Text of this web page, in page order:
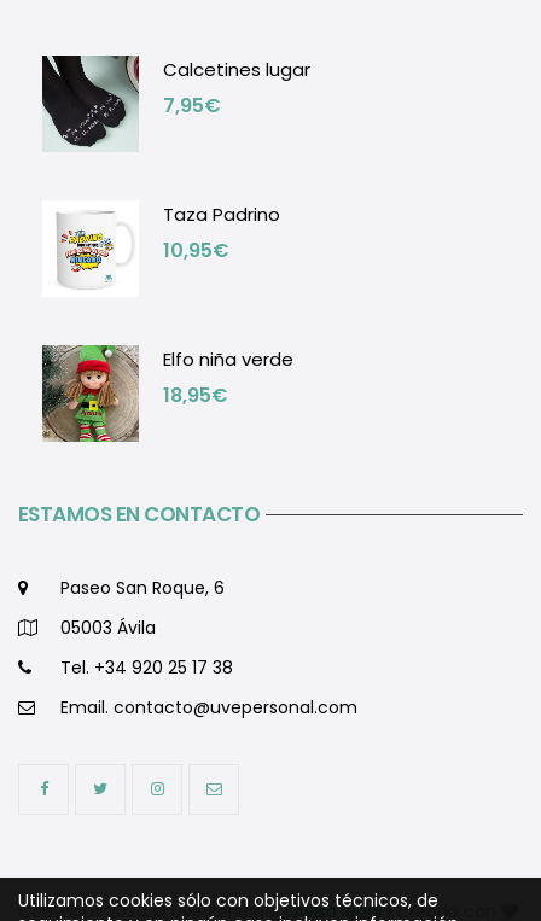
Calcetines lugar
7,95€
Taza Padrino
10,95€
Elfo niña verde
18,95€
ESTAMOS EN CONTACTO
Paseo San Roque, 6
05003 Ávila
Tel. +34 920 25 17 38
Email. contacto@uvepersonal.com
Copyright 2020 © Uve Personal |Aviso legal| Creada con
Utilizamos cookies sólo con objetivos técnicos, de